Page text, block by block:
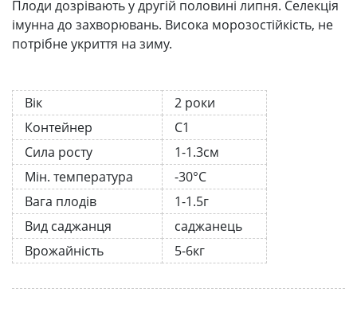
Плоди дозрівають у другій половині липня. Селекція
імунна до захворювань. Висока морозостійкість, не
потрібне укриття на зиму.
Вік
2 роки
Контейнер
С1
Сила росту
1-1.3см
Мін. температура
-30°C
Вага плодів
1-1.5г
Вид саджанця
саджанець
Врожайність
5-6кг